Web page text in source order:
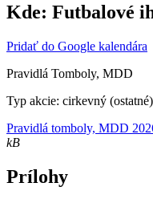
Kde: Futbalové
Pridať do Google kalendára
Pravidlá Tomboly, MDD
Typ akcie: cirkevný (ostatné)
Pravidlá tomboly, MDD
kB
Prílohy